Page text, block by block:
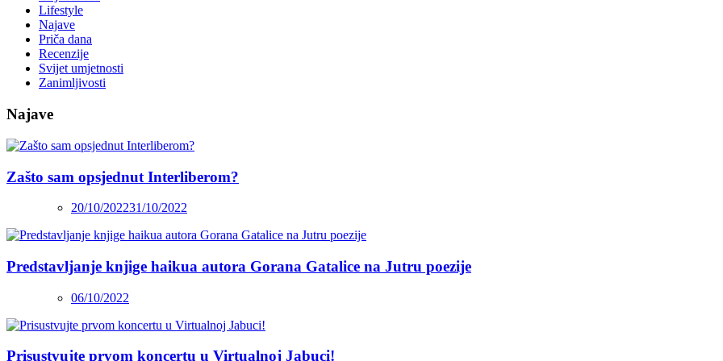
Lifestyle
Najave
Priča dana
Recenzije
Svijet umjetnosti
Zanimljivosti
Najave
Zašto sam opsjednut Interliberom?
20/10/202231/10/2022
Predstavljanje knjige haikua autora Gorana Gatalice na Jutru poezije
06/10/2022
Prisustvujte prvom koncertu u Virtualnoj Jabuci!